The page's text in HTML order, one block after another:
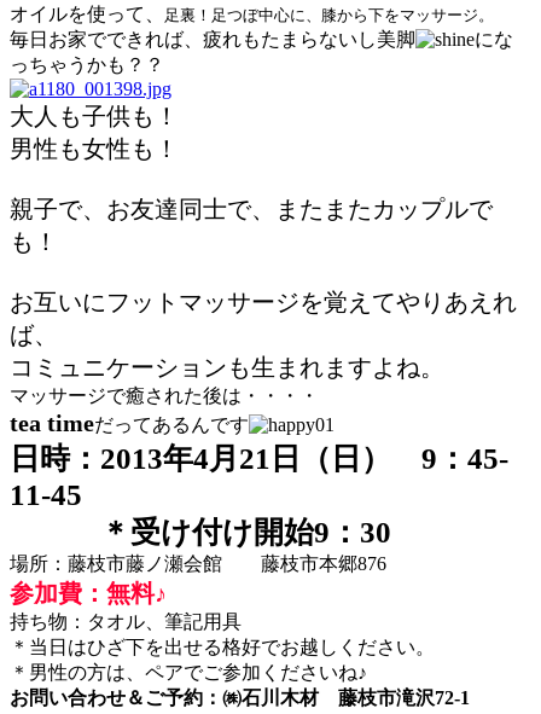
オイルを使って、
足裏！足つぼ中心に、 膝から下をマッサージ。
毎日お家でできれば、疲れもたまらないし美脚
にな
っちゃうかも？？
大人も子供も！
男性も女性も！
親子で、お友達同士で、またまたカップルで
も！
お互いにフットマッサージを覚えてやりあえれ
ば、
コミュニケーションも生まれますよね。
マッサージで癒された後は・・・・
tea timeだってあるんです
日時：2013年4月21日（日） 9：45-
11-45
＊受け付け開始9：30
場所：藤枝市藤ノ瀬会館 藤枝市本郷876
参加費：無料♪
持ち物：タオル、筆記用具
＊当日はひざ下を出せる格好でお越しください。
＊男性の方は、ペアでご参加くださいね♪
お問い合わせ＆ご予約：㈱石川木材 藤枝市滝沢72-1